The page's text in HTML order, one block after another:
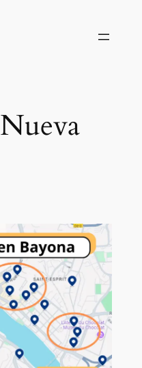
Nueva